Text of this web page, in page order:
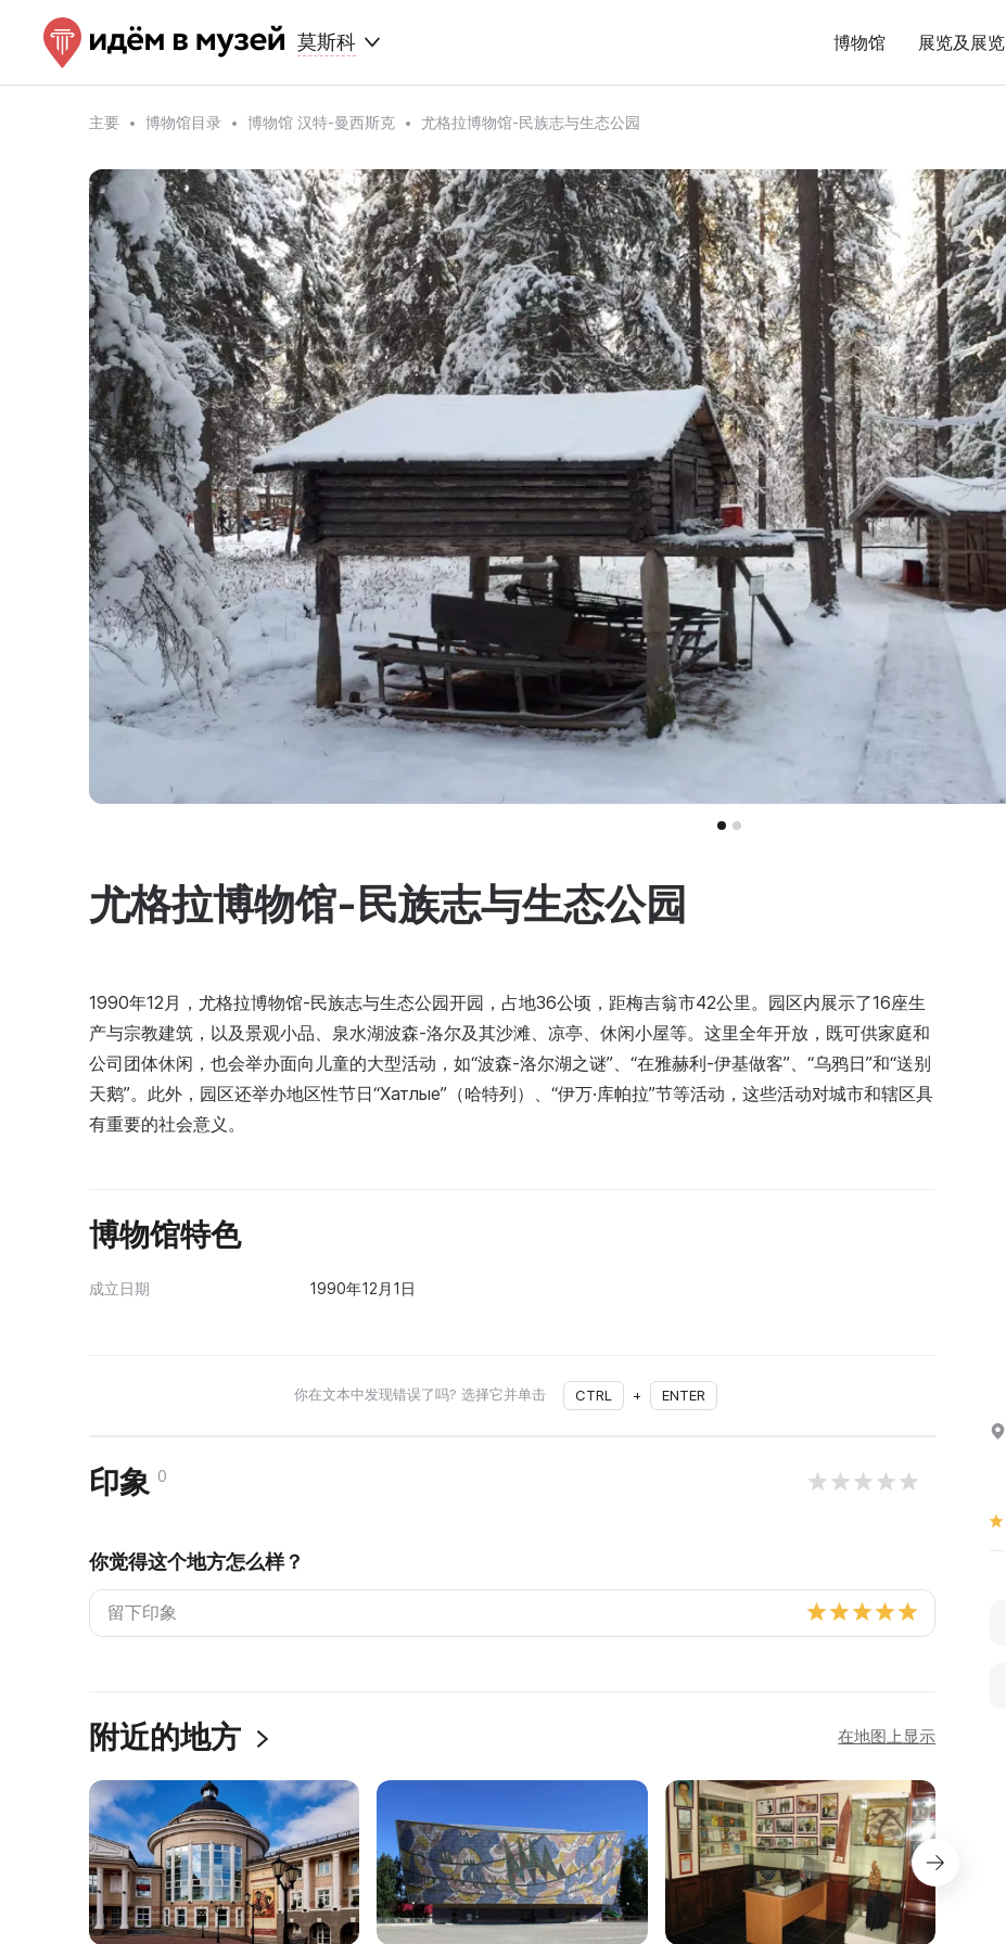
莫斯科 博物馆 展览及展览
主要 博物馆目录 博物馆 汉特-曼西斯克 尤格拉博物馆-民族志与生态公园
尤格拉博物馆-民族志与生态公园
1990年12月，尤格拉博物馆-民族志与生态公园开园，占地36公顷，距梅吉翁市42公里。园区内展示了16座生
产与宗教建筑，以及景观小品、泉水湖波森-洛尔及其沙滩、凉亭、休闲小屋等。这里全年开放，既可供家庭和
公司团体休闲，也会举办面向儿童的大型活动，如“波森-洛尔湖之谜”、“在雅赫利-伊基做客”、“乌鸦日”和“送别
天鹅”。此外，园区还举办地区性节日“Хатлые”（哈特列）、“伊万·库帕拉”节等活动，这些活动对城市和辖区具
有重要的社会意义。
博物馆特色
成立日期 1990年12月1日
你在文本中发现错误了吗? 选择它并单击 CTRL + ENTER
印象 0
你觉得这个地方怎么样？
附近的地方 在地图上显示